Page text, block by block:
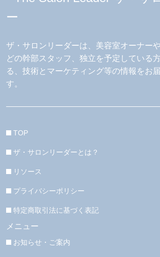
ザ・サロンリーダーは、美容室オーナー
どの幹部スタッフ、独立を予定している
る、技術とマーケティング等の情報をお
す。
TOP
ザ・サロンリーダーとは？
リソース
プライバシーポリシー
特定商取引法に基づく表記
メニュー
お知らせ・ご案内